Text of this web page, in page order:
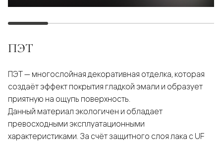
ПЭТ
ПЭТ — многослойная декоративная отделка, которая
создаёт эффект покрытия гладкой эмали и образует
приятную на ощупь поверхность.
Данный материал экологичен и обладает
превосходными эксплуатационными
характеристиками. За счёт защитного слоя лака с UF